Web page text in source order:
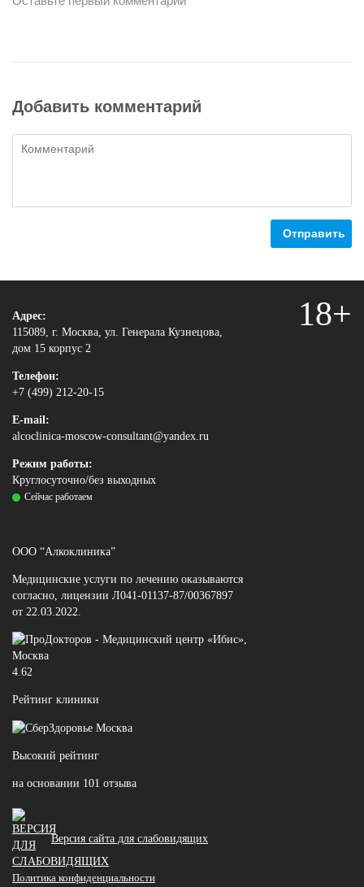
Добавить комментарий
Отправить
Адрес:
115089, г. Москва, ул. Генерала Кузнецова,
дом 15 корпус 2
Телефон:
+7 (499) 212-20-15
E-mail:
alcoclinica-moscow-consultant@yandex.ru
Режим работы:
Круглосуточно/без выходных
Сейчас работаем
ООО “Алкоклиника”
Медицинские услуги по лечению оказываются
согласно, лицензии Л041-01137-87/00367897
от 22.03.2022.
18+
4.62
Рейтинг клиники
Высокий рейтинг
на основании 101 отзыва
Версия сайта для слабовидящих
Политика конфиденциальности